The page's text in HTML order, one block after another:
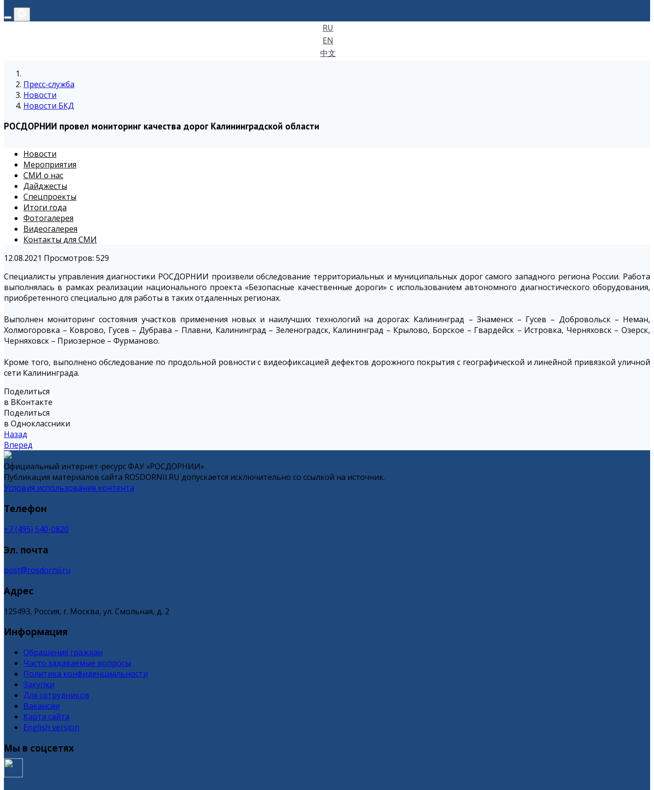
RU
EN
中文
Пресс-служба
Новости
Новости БКД
РОСДОРНИИ провел мониторинг качества дорог Калининградской области
Новости
Мероприятия
СМИ о нас
Дайджесты
Спецпроекты
Итоги года
Фотогалерея
Видеогалерея
Контакты для СМИ
12.08.2021 Просмотров: 529
Специалисты управления диагностики РОСДОРНИИ произвели обследование территориальных и муниципальных дорог самого западного региона России. Работа
выполнялась в рамках реализации национального проекта «Безопасные качественные дороги» с использованием автономного диагностического оборудования,
приобретенного специально для работы в таких отдаленных регионах.
Выполнен мониторинг состояния участков применения новых и наилучших технологий на дорогах: Калининград – Знаменск – Гусев – Добровольск – Неман,
Холмогоровка – Коврово, Гусев – Дубрава – Плавни, Калининград – Зеленоградск, Калининград – Крылово, Борское – Гвардейск – Истровка, Черняховск – Озерск,
Черняховск – Приозерное – Фурманово.
Кроме того, выполнено обследование по продольной ровности с видеофиксацией дефектов дорожного покрытия с географической и линейной привязкой уличной
сети Калининграда.
Поделиться
в ВКонтакте
Поделиться
в Одноклассники
Назад
Вперед
Официальный интернет-ресурс ФАУ «РОСДОРНИИ»
Публикация материалов сайта ROSDORNII.RU допускается исключительно со ссылкой на источник.
Условия использования контента
Телефон
+7 (495) 540-0820
Эл. почта
post@rosdornii.ru
Адрес
125493, Россия, г. Москва, ул. Смольная, д. 2
Информация
Обращения граждан
Часто задаваемые вопросы
Политика конфиденциальности
Закупки
Для сотрудников
Вакансии
Карта сайта
English version
Мы в соцсетях